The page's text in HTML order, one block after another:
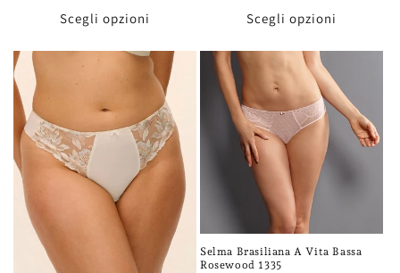
Scegli opzioni Scegli opzioni
Selma Brasiliana A Vita Bassa
Rosewood 1335